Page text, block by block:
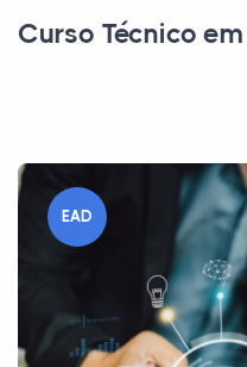
Curso Técnico
EAD